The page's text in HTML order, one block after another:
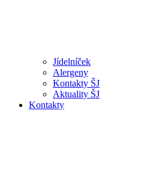
Jídelníček
Alergeny
Kontakty ŠJ
Aktuality ŠJ
Kontakty